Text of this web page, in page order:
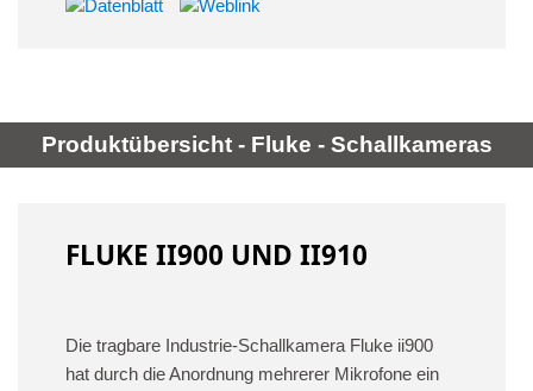
Produktübersicht - Fluke - Schallkameras
FLUKE II900 UND II910
Die tragbare Industrie-Schallkamera Fluke ii900
hat durch die Anordnung mehrerer Mikrofone ein